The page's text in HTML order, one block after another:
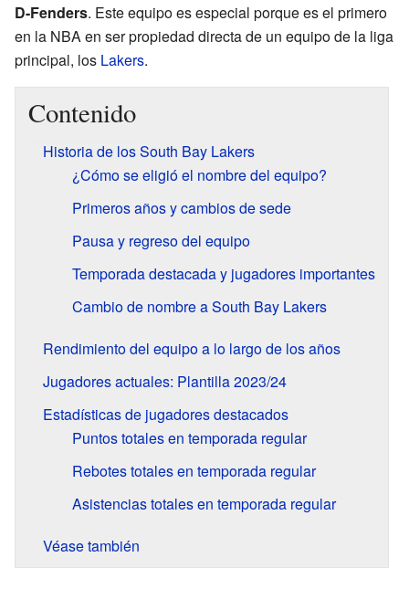
D-Fenders. Este equipo es especial porque es el primero
en la NBA en ser propiedad directa de un equipo de la liga
principal, los Lakers.
Contenido
Historia de los South Bay Lakers
¿Cómo se eligió el nombre del equipo?
Primeros años y cambios de sede
Pausa y regreso del equipo
Temporada destacada y jugadores importantes
Cambio de nombre a South Bay Lakers
Rendimiento del equipo a lo largo de los años
Jugadores actuales: Plantilla 2023/24
Estadísticas de jugadores destacados
Puntos totales en temporada regular
Rebotes totales en temporada regular
Asistencias totales en temporada regular
Véase también